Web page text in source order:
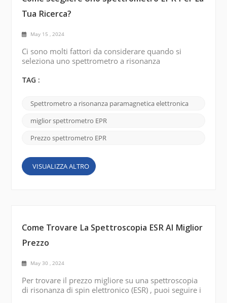
Tua Ricerca?
May 15 , 2024
Ci sono molti fattori da considerare quando si
seleziona uno spettrometro a risonanza
ricerca. Alcuni dei punti chiave sono elencati di
gamma di frequenza necessaria per il tuo studio. Gli
spettrometri EPR sono disponibili in diverse gamme
di frequenza, come banda X, banda Q e banda W. La
TAG :
Spettrometro a risonanza paramagnetica elettronica
miglior spettrometro EPR
Prezzo spettrometro EPR
VISUALIZZA ALTRO
Come Trovare La Spettroscopia ESR Al Miglior
Prezzo
May 30 , 2024
Per trovare il prezzo migliore su una spettroscopia
di risonanza di spin elettronico (ESR) , puoi seguire i